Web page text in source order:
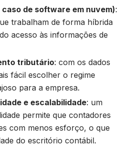
de software em nuvem):
trabalham de forma híbrida
acesso às informações de
tributário: com os dados
fácil escolher o regime
para a empresa.
e escalabilidade: um
permite que contadores
com menos esforço, o que
do escritório contábil.